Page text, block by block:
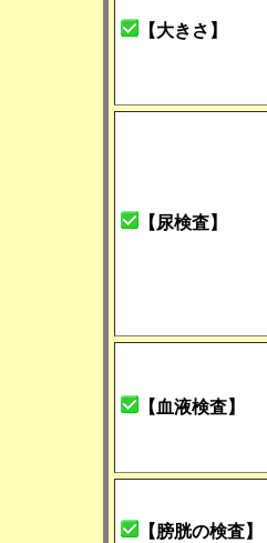
【大きさ】
【尿検査】
【血液検査】
【膀胱の検査】